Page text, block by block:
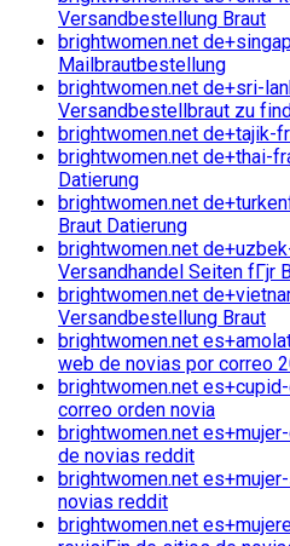
Versandbestellung Braut
brightwomen.net
Mailbrautbestellung
brightwomen.net de+sri-
Versandbestellbraut zu
brightwomen.net de+tajik-
brightwomen.net de+thai-
Datierung
brightwomen.net
Braut Datierung
brightwomen.net
Versandhandel Seiten fГјr
brightwomen.net
Versandbestellung Braut
brightwomen.net
web de novias por correo
brightwomen.net
correo orden novia
brightwomen.net
de novias reddit
brightwomen.net
novias reddit
brightwomen.net